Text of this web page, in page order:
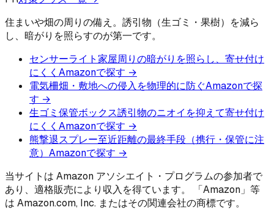
住まいや畑の周りの備え。誘引物（生ゴミ・果樹）を減ら
し、暗がりを照らすのが第一です。
センサーライト家屋周りの暗がりを照らし、寄せ付け
にくく Amazonで探す →
電気柵畑・敷地への侵入を物理的に防ぐAmazonで探
す →
生ゴミ保管ボックス誘引物のニオイを抑えて寄せ付け
にくく Amazonで探す →
熊撃退スプレー至近距離の最終手段（携行・保管に注
意） Amazonで探す →
当サイトは Amazon アソシエイト・プログラムの参加者で
あり、適格販売により収入を得ています。 「Amazon」等
は Amazon.com, Inc. またはその関連会社の商標です。